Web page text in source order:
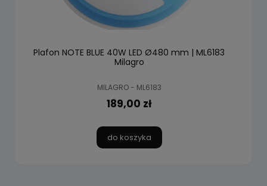
Plafon NOTE BLUE 40W LED Ø480 mm | ML6183
Milagro
MILAGRO - ML6183
189,00 zł
do koszyka